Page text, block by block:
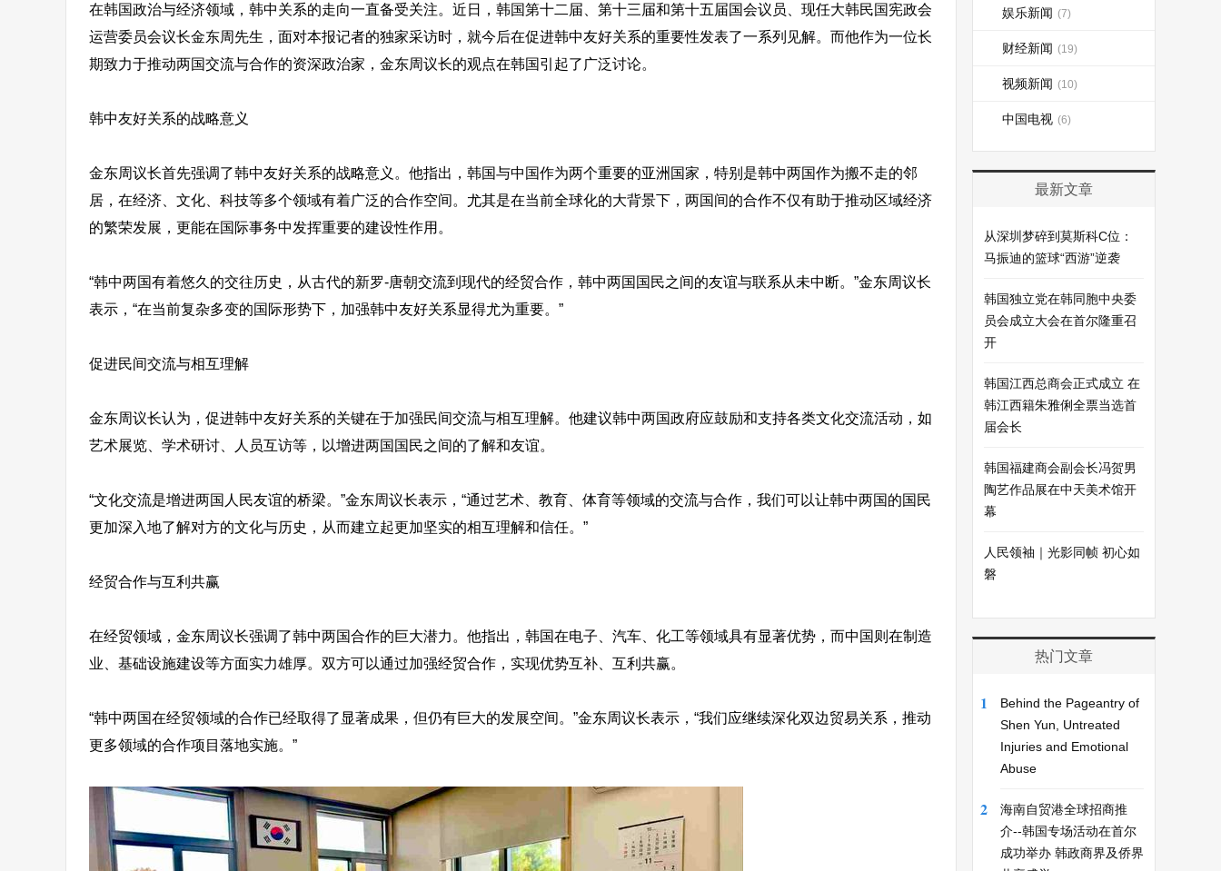
在韩国政治与经济领域，韩中关系的走向一直备受关注。近日，韩国第十二届、第十三届和第十五届国会议员、现任大韩民国宪政会
运营委员会议长金东周先生，面对本报记者的独家采访时，就今后在促进韩中友好关系的重要性发表了一系列见解。而他作为一位长
期致力于推动两国交流与合作的资深政治家，金东周议长的观点在韩国引起了广泛讨论。
韩中友好关系的战略意义
金东周议长首先强调了韩中友好关系的战略意义。他指出，韩国与中国作为两个重要的亚洲国家，特别是韩中两国作为搬不走的邻
居，在经济、文化、科技等多个领域有着广泛的合作空间。尤其是在当前全球化的大背景下，两国间的合作不仅有助于推动区域经济
的繁荣发展，更能在国际事务中发挥重要的建设性作用。
“韩中两国有着悠久的交往历史，从古代的新罗-唐朝交流到现代的经贸合作，韩中两国国民之间的友谊与联系从未中断。”金东周议长
表示，“在当前复杂多变的国际形势下，加强韩中友好关系显得尤为重要。”
促进民间交流与相互理解
金东周议长认为，促进韩中友好关系的关键在于加强民间交流与相互理解。他建议韩中两国政府应鼓励和支持各类文化交流活动，如
艺术展览、学术研讨、人员互访等，以增进两国国民之间的了解和友谊。
“文化交流是增进两国人民友谊的桥梁。”金东周议长表示，“通过艺术、教育、体育等领域的交流与合作，我们可以让韩中两国的国民
更加深入地了解对方的文化与历史，从而建立起更加坚实的相互理解和信任。”
经贸合作与互利共赢
在经贸领域，金东周议长强调了韩中两国合作的巨大潜力。他指出，韩国在电子、汽车、化工等领域具有显著优势，而中国则在制造
业、基础设施建设等方面实力雄厚。双方可以通过加强经贸合作，实现优势互补、互利共赢。
“韩中两国在经贸领域的合作已经取得了显著成果，但仍有巨大的发展空间。”金东周议长表示，“我们应继续深化双边贸易关系，推动
更多领域的合作项目落地实施。”
娱乐新闻 (7)
财经新闻 (19)
视频新闻 (10)
中国电视 (6)
最新文章
从深圳梦碎到莫斯科C位：
马振迪的篮球“西游”逆袭
韩国独立党在韩同胞中央委
员会成立大会在首尔隆重召
开
韩国江西总商会正式成立 在
韩江西籍朱雅俐全票当选首
届会长
韩国福建商会副会长冯贺男
陶艺作品展在中天美术馆开
幕
人民领袖｜光影同帧 初心如
磐
热门文章
1
Behind the Pageantry of
Shen Yun, Untreated
Injuries and Emotional
Abuse
2
海南自贸港全球招商推
介--韩国专场活动在首尔
成功举办 韩政商界及侨界